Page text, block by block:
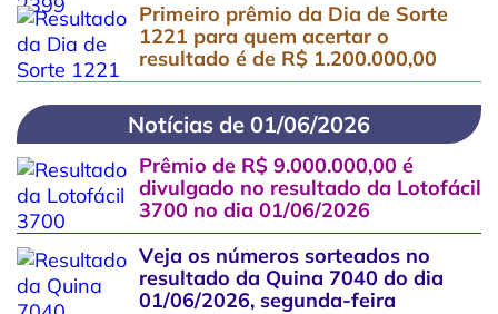
Primeiro prêmio da Dia de Sorte
1221 para quem acertar o
resultado é de R$ 1.200.000,00
Notícias de 01/06/2026
Prêmio de R$ 9.000.000,00 é
divulgado no resultado da Lotofácil
3700 no dia 01/06/2026
Veja os números sorteados no
resultado da Quina 7040 do dia
01/06/2026, segunda-feira